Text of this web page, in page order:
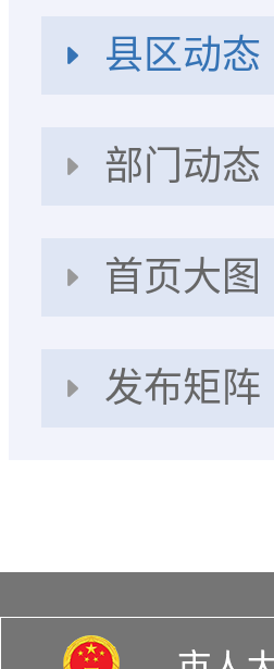
县区动态
部门动态
首页大图
发布矩阵